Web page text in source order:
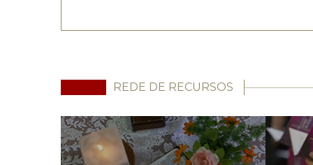
REDE DE RECURSOS